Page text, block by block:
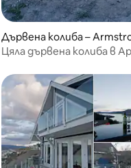
Дървена колиба –
g
Цяла дървена колиба в